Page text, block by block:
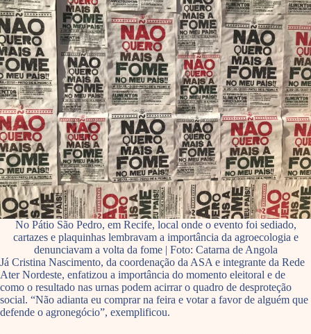
No Pátio São Pedro, em Recife, local onde o evento foi sediado,
cartazes e plaquinhas lembravam a importância da agroecologia e
denunciavam a volta da fome | Foto: Catarna de Angola
Já Cristina Nascimento, da coordenação da ASA e integrante da Rede
Ater Nordeste, enfatizou a importância do momento eleitoral e de
como o resultado nas urnas podem acirrar o quadro de desproteção
social. “Não adianta eu comprar na feira e votar a favor de alguém que
defende o agronegócio”, exemplificou.